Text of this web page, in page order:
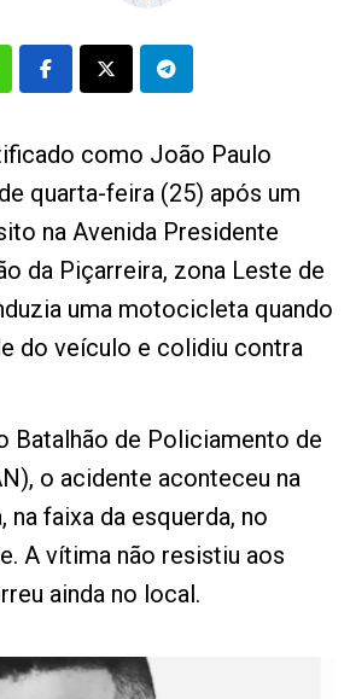
como João Paulo
quarta-feira (25) após um
na Avenida Presidente
da Piçarreira, zona Leste de
uma motocicleta quando
do veículo e colidiu contra
Batalhão de Policiamento de
o acidente aconteceu na
na faixa da esquerda, no
A vítima não resistiu aos
ainda no local.